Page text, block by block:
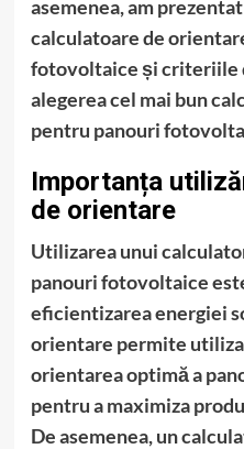
asemenea, am
calculatoare de
fotovoltaice și criteriile
alegerea cel mai bun
pentru panouri
Importanța
de orientare
Utilizarea unui
panouri fotovoltaice
eficientizarea energiei
orientare permite
orientarea optimă a
pentru a maximiza
De asemenea, un